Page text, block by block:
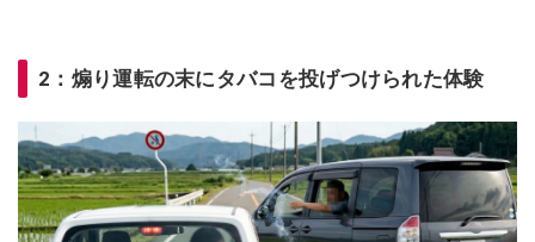
2：煽り運転の末にタバコを投げつけられた体験